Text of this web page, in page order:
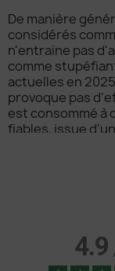
De manière
considérés
n'entraine pas
comme
actuelles en
provoque pas
est consommé à
fiables, issue
Aujourd'hui, le
que le produit
dynamique de
et attire autant
novices à la
4.9